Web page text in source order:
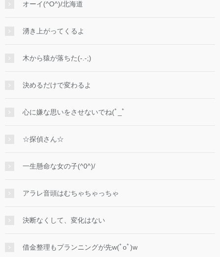
オーイ(^O^)/北海道
湧き上がってくるよ
木から猿が落ちた(-.-;)
決めるだけで変わるよ
心に嫌な思いをさせないでね(ﾟ_ﾟ
☆探偵さん☆
一生懸命な女の子(^0^)/
アラレ音頭はむちゃちゃっちゃ
決断なくして、変化はない
借金整理もプランニングが先w(ﾟoﾟ)w